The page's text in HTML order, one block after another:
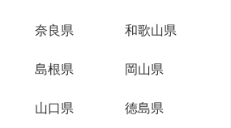
奈良県 和歌山県
島根県 岡山県
山口県 徳島県